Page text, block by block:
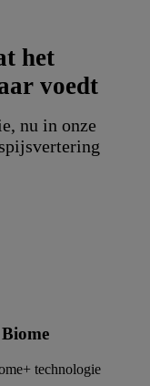
het
voedt
nu in onze
technologie